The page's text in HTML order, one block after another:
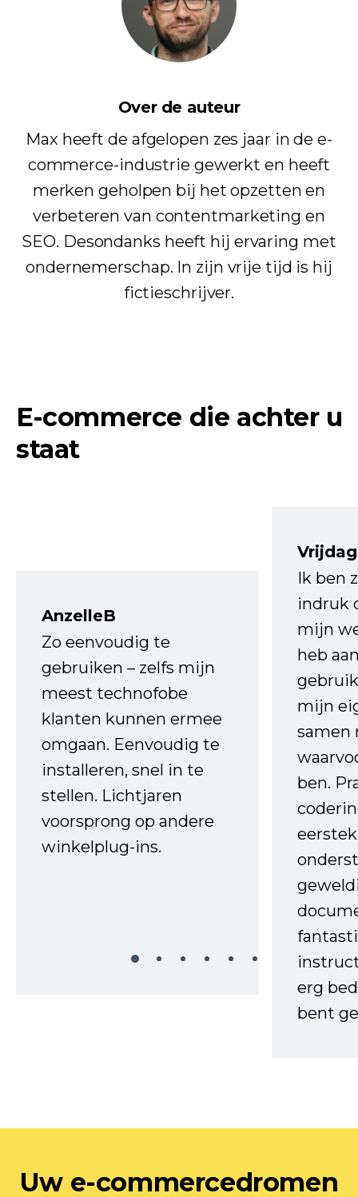
Over de auteur
Max heeft de afgelopen zes jaar in de e-
commerce-industrie gewerkt en heeft
merken geholpen bij het opzetten en
verbeteren van contentmarketing en
SEO. Desondanks heeft hij ervaring met
ondernemerschap. In zijn vrije tijd is hij
fictieschrijver.
E-commerce die achter u
staat
AnzelleB
Zo eenvoudig te
gebruiken – zelfs mijn
meest technofobe
klanten kunnen ermee
omgaan. Eenvoudig te
installeren, snel in te
stellen. Lichtjaren
voorsprong op andere
winkelplug-ins.
Ik ben
indruk
mijn
heb
mijn
samen
ben.
erg
bent
Uw e-commercedromen